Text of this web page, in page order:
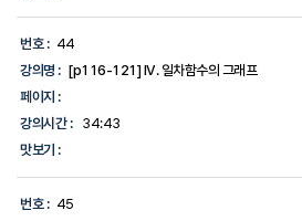
번호 : 44
강의명 : [p116-121] IV. 일차함수의 그래프
페이지 :
강의시간 :
34:43
맛보기 :
번호 : 45